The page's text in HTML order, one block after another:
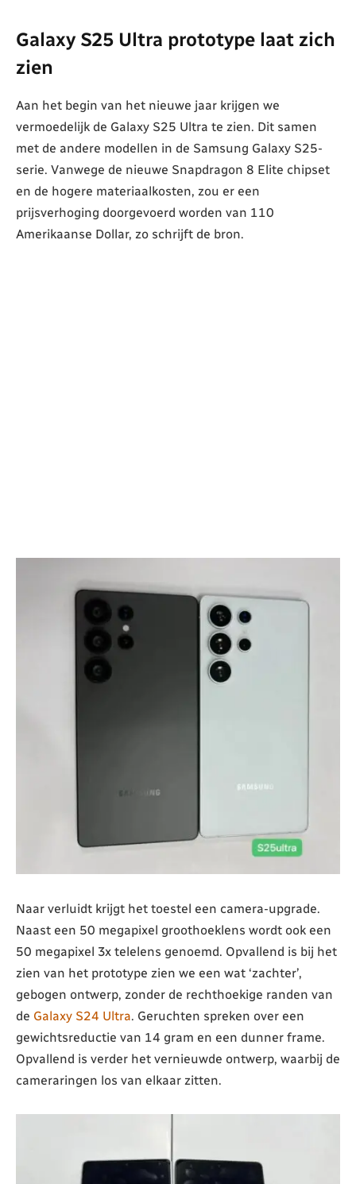
Galaxy S25 Ultra prototype laat zich
zien
Aan het begin van het nieuwe jaar krijgen we
vermoedelijk de Galaxy S25 Ultra te zien. Dit samen
met de andere modellen in de Samsung Galaxy S25-
serie. Vanwege de nieuwe Snapdragon 8 Elite chipset
en de hogere materiaalkosten, zou er een
prijsverhoging doorgevoerd worden van 110
Amerikaanse Dollar, zo schrijft de bron.
Naar verluidt krijgt het toestel een camera-upgrade.
Naast een 50 megapixel groothoeklens wordt ook een
50 megapixel 3x telelens genoemd. Opvallend is bij het
zien van het prototype zien we een wat ‘zachter’,
gebogen ontwerp, zonder de rechthoekige randen van
de Galaxy S24 Ultra. Geruchten spreken over een
gewichtsreductie van 14 gram en een dunner frame.
Opvallend is verder het vernieuwde ontwerp, waarbij de
cameraringen los van elkaar zitten.